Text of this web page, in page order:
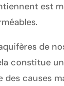
est
de
constitue
des causes